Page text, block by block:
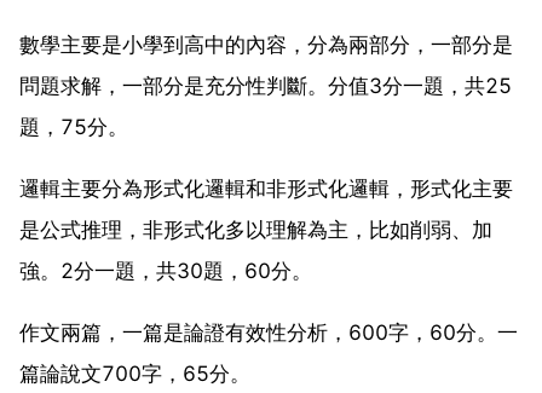
數學主要是小學到高中的內容，分為兩部分，一部分是
問題求解，一部分是充分性判斷。分值3分一題，共25
題，75分。
邏輯主要分為形式化邏輯和非形式化邏輯，形式化主要
是公式推理，非形式化多以理解為主，比如削弱、加
強。2分一題，共30題，60分。
作文兩篇，一篇是論證有效性分析，600字，60分。一
篇論說文700字，65分。